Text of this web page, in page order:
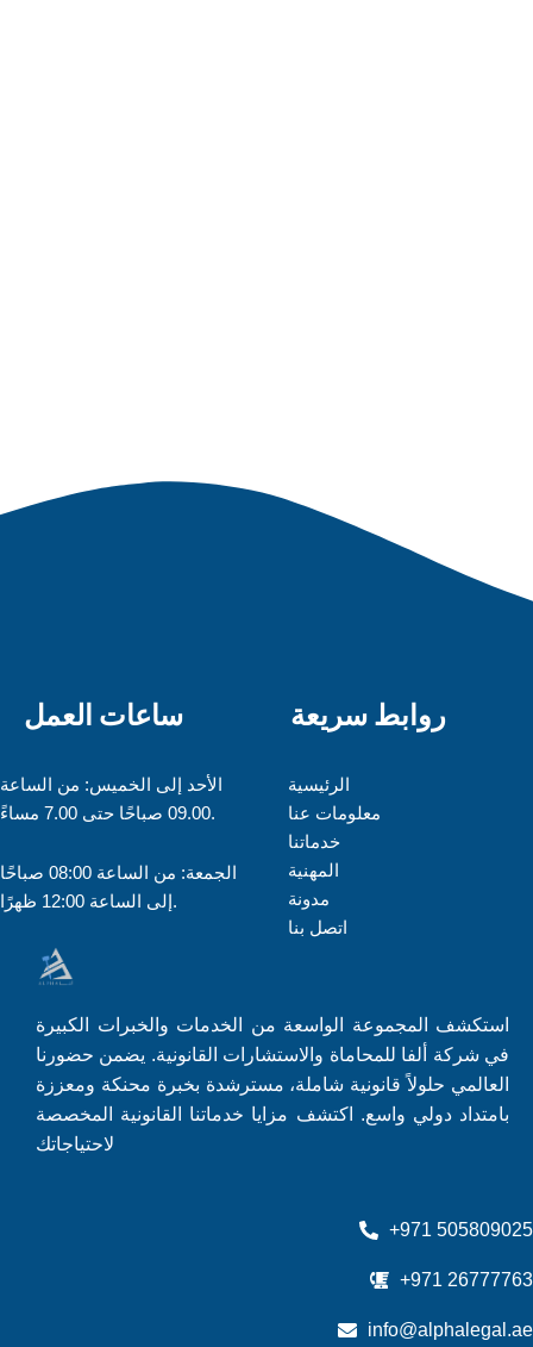
ساعات العمل
الأحد إلى الخميس: من الساعة
09.00 صباحًا حتى 7.00 مساءً.
الجمعة: من الساعة 08:00 صباحًا
إلى الساعة 12:00 ظهرًا.
روابط سريعة
الرئيسية
معلومات عنا
خدماتنا
المهنية
مدونة
اتصل بنا
استكشف المجموعة الواسعة من الخدمات والخبرات الكبيرة
في شركة ألفا للمحاماة والاستشارات القانونية. يضمن حضورنا
العالمي حلولاً قانونية شاملة، مسترشدة بخبرة محنكة ومعززة
بامتداد دولي واسع. اكتشف مزايا خدماتنا القانونية المخصصة
لاحتياجاتك
+971 505809025
+971 26777763
info@alphalegal.ae